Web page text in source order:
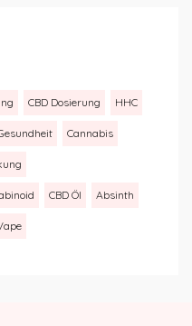
CBD Dosierung HHC
Cannabis
CBD Öl Absinth